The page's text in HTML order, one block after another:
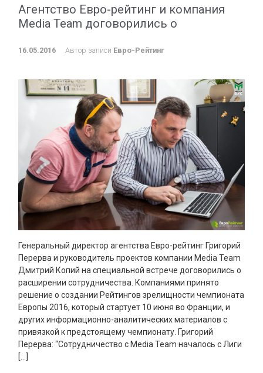
Агентство Евро-рейтинг и компания
Media Team договорились о
16.05.2016 Автор записи Евро-Рейтинг
Генеральный директор агентства Евро-рейтинг Григорий
Перерва и руководитель проектов компании Media Team
Дмитрий Копий на специальной встрече договорились о
расширении сотрудничества. Компаниями принято
решение о создании Рейтингов зрелищности чемпионата
Европы 2016, который стартует 10 июня во Франции, и
других информационно-аналитических материалов с
привязкой к предстоящему чемпионату. Григорий
Перерва: “Сотрудничество с Media Team началось с Лиги
[…]